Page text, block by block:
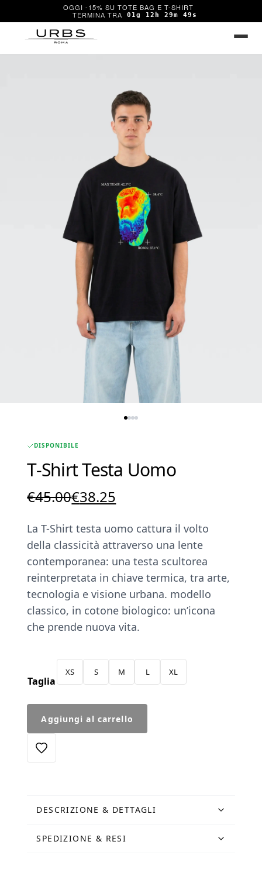
OGGI -15% SU TOTE BAG E T-SHIRT
01g 12h 29m 49s
DISPONIBILE
T-Shirt Testa Uomo
€45.00Il
originale
era:
€45.00.
€38.25
attuale
è:
€38.25.
La T-Shirt testa uomo cattura il volto
della classicità attraverso una lente
contemporanea: una testa scultorea
reinterpretata in chiave termica, tra arte,
tecnologia e visione urbana. modello
classico, in cotone biologico: un’icona
che prende nuova vita.
Taglia
XS S M L XL
Shirt
Testa
Uomo
quantità
Aggiungi al carrello
DESCRIZIONE & DETTAGLI
SPEDIZIONE & RESI